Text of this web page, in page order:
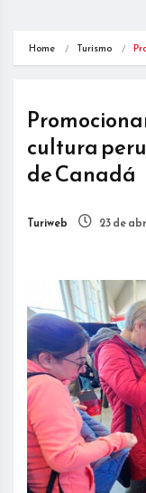
Home Turismo
cultura
de Canadá
Turiweb 23 de